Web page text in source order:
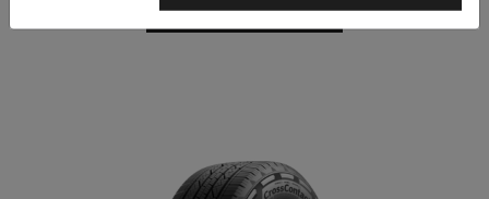
عرض التفاصيل